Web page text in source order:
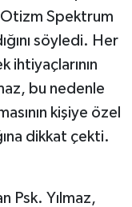
Otizm Spektrum
söyledi. Her
ihtiyaçlarının
bu nedenle
kişiye özel
dikkat çekti.
Psk. Yılmaz,